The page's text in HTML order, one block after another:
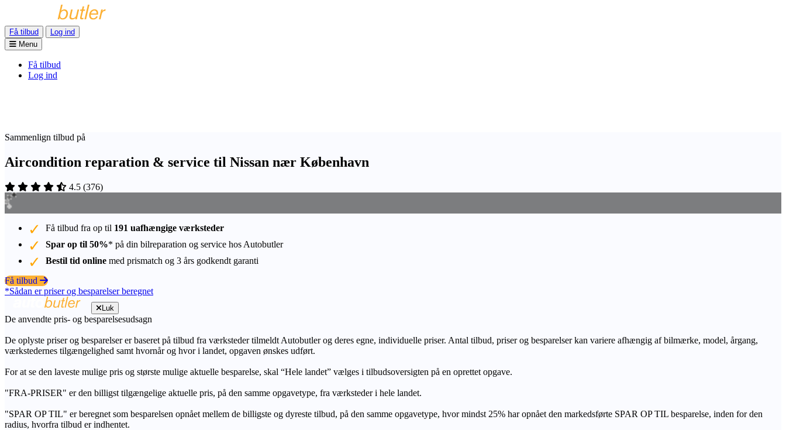
Få tilbud
Log ind
Menu
Få tilbud
Log ind
Sammenlign tilbud på
Aircondition reparation & service til Nissan nær København
4.5 (376)
Få tilbud fra op til 191 uafhængige værksteder
Spar op til 50%* på din bilreparation og service hos Autobutler
Bestil tid online med prismatch og 3 års godkendt garanti
Få tilbud
*Sådan er priser og besparelser beregnet
Luk
De anvendte pris- og besparelsesudsagn
De oplyste priser og besparelser er baseret på tilbud fra værksteder tilmeldt Autobutler og deres egne, individuelle priser. Antal tilbud, priser og besparelser kan variere afhængig af bilmærke, model, årgang,
værkstedernes tilgængelighed samt hvornår og hvor i landet, opgaven ønskes udført.
For at se den laveste mulige pris og største mulige aktuelle besparelse, skal “Hele landet” vælges i tilbudsoversigten på en oprettet opgave.
"FRA-PRISER" er den billigst tilgængelige aktuelle pris, på den samme opgavetype, fra værksteder i hele landet.
"SPAR OP TIL" er beregnet som besparelsen opnået mellem de billigste og dyreste tilbud, på den samme opgavetype, hvor mindst 25% har opnået den markedsførte SPAR OP TIL besparelse, inden for den
radius, hvorfra tilbud er indhentet.